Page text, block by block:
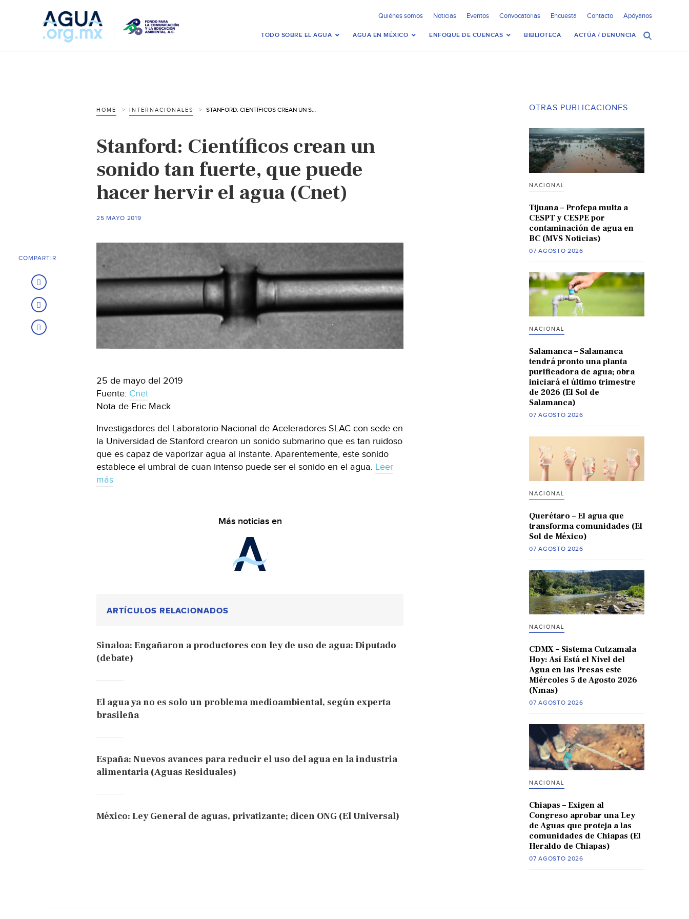
Quiénes somos Noticias Eventos Convocatorias Encuesta Contacto Apóyanos
TODO SOBRE EL AGUA AGUA EN MÉXICO ENFOQUE DE CUENCAS BIBLIOTECA ACTÚA / DENUNCIA
HOME INTERNACIONALES STANFORD: CIENTÍFICOS CREAN UN SONIDO TAN FUERTE, QUE PUEDE HACER HERVIR EL AGUA (CNET)
Stanford: Científicos crean un
sonido tan fuerte, que puede
hacer hervir el agua (Cnet)
25 MAYO 2019
25 de mayo del 2019
Fuente: Cnet
Nota de Eric Mack
Investigadores del Laboratorio Nacional de Aceleradores SLAC con sede en
la Universidad de Stanford crearon un sonido submarino que es tan ruidoso
que es capaz de vaporizar agua al instante. Aparentemente, este sonido
establece el umbral de cuan intenso puede ser el sonido en el agua. Leer
más
Más noticias en
ARTÍCULOS RELACIONADOS
Sinaloa: Engañaron a productores con ley de uso de agua: Diputado
(debate)
El agua ya no es solo un problema medioambiental, según experta
brasileña
España: Nuevos avances para reducir el uso del agua en la industria
alimentaria (Aguas Residuales)
México: Ley General de aguas, privatizante; dicen ONG (El Universal)
COMPARTIR
OTRAS PUBLICACIONES
NACIONAL
Tijuana – Profepa multa a
CESPT y CESPE por
contaminación de agua en
BC (MVS Noticias)
07 AGOSTO 2026
NACIONAL
Salamanca – Salamanca
tendrá pronto una planta
purificadora de agua; obra
iniciará el último trimestre
de 2026 (El Sol de
Salamanca)
07 AGOSTO 2026
NACIONAL
Querétaro – El agua que
transforma comunidades (El
Sol de México)
07 AGOSTO 2026
NACIONAL
CDMX – Sistema Cutzamala
Hoy: Así Está el Nivel del
Agua en las Presas este
Miércoles 5 de Agosto 2026
(Nmas)
07 AGOSTO 2026
NACIONAL
Chiapas – Exigen al
Congreso aprobar una Ley
de Aguas que proteja a las
comunidades de Chiapas (El
Heraldo de Chiapas)
07 AGOSTO 2026